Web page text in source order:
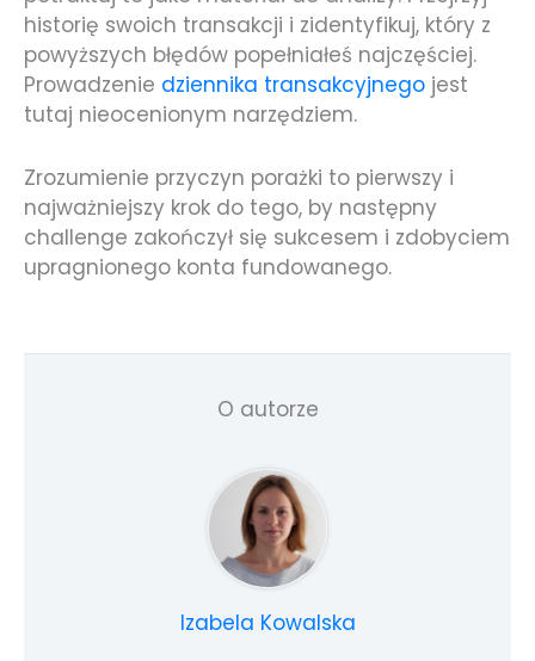
historię swoich transakcji i zidentyfikuj, który z
powyższych błędów popełniałeś najczęściej.
Prowadzenie dziennika transakcyjnego jest
tutaj nieocenionym narzędziem.
Zrozumienie przyczyn porażki to pierwszy i
najważniejszy krok do tego, by następny
challenge zakończył się sukcesem i zdobyciem
upragnionego konta fundowanego.
O autorze
Izabela Kowalska